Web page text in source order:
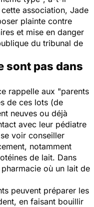
association, Jade
plainte contre
et mise en danger
du tribunal de
sont pas dans
rappelle aux "parents
de ces lots (de
neuves ou déjà
avec leur pédiatre
voir conseiller
notamment
de lait. Dans
où un lait de
peuvent préparer les
en faisant bouillir